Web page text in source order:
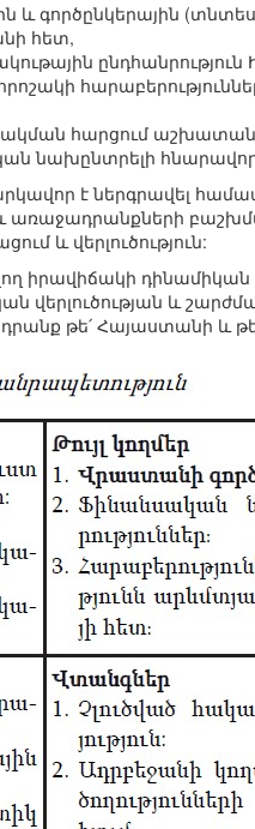
և գործընկերային
հետ,
հարցում
նախընտրելի
է ներգրավել
առաջադրանքների
և վերլուծություն:
իրավիճակի դինամիկան
վերլուծության և
թե՛ Հայաստանի և